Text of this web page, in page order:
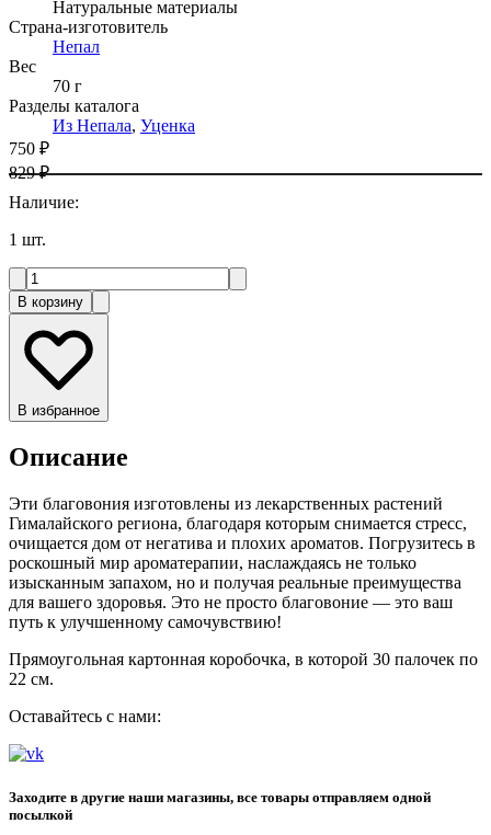
Натуральные материалы
Страна-изготовитель
Непал
Вес
70 г
Разделы каталога
Из Непала, Уценка
750 ₽
829 ₽
Наличие:
1 шт.
В корзину
В избранное
Описание
Эти благовония изготовлены из лекарственных растений
Гималайского региона, благодаря которым снимается стресс,
очищается дом от негатива и плохих ароматов. Погрузитесь в
роскошный мир ароматерапии, наслаждаясь не только
изысканным запахом, но и получая реальные преимущества
для вашего здоровья. Это не просто благовоние — это ваш
путь к улучшенному самочувствию!
Прямоугольная картонная коробочка, в которой 30 палочек по
22 см.
Оставайтесь с нами:
Заходите в другие наши магазины, все товары отправляем одной
посылкой